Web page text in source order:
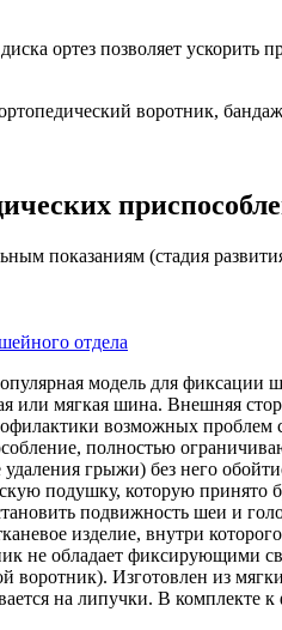
ортез позволяет
воротник,
показаниям (стадия
отдела
модель для фиксации
или мягкая шина. Внешняя
возможных проблем
полностью
грыжи) без него
подушку, которую принято
подвижность шеи и
изделие, внутри
не обладает фиксирующими
воротник). Изготовлен из
на липучки. В комплекте